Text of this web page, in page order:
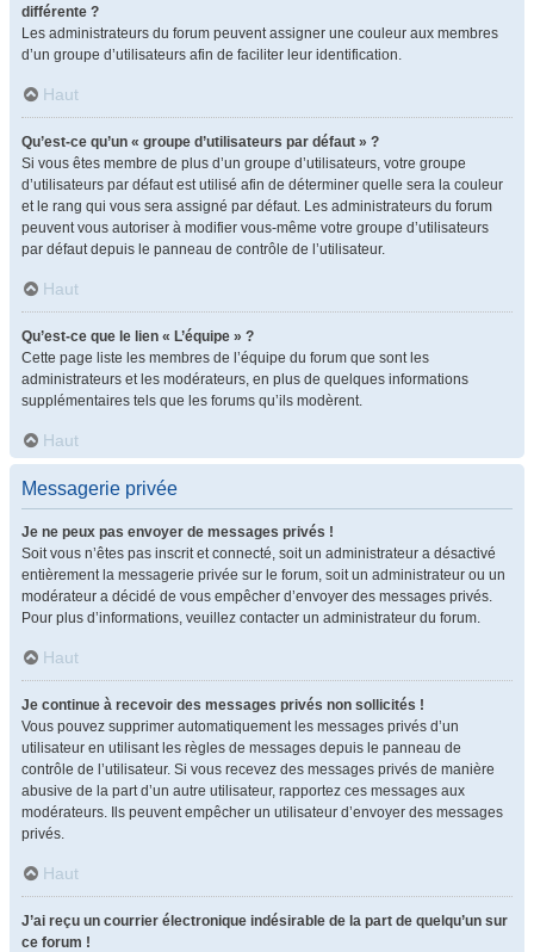
différente ?
Les administrateurs du forum peuvent assigner une couleur aux membres
d’un groupe d’utilisateurs afin de faciliter leur identification.
Haut
Qu’est-ce qu’un « groupe d’utilisateurs par défaut » ?
Si vous êtes membre de plus d’un groupe d’utilisateurs, votre groupe
d’utilisateurs par défaut est utilisé afin de déterminer quelle sera la couleur
et le rang qui vous sera assigné par défaut. Les administrateurs du forum
peuvent vous autoriser à modifier vous-même votre groupe d’utilisateurs
par défaut depuis le panneau de contrôle de l’utilisateur.
Haut
Qu’est-ce que le lien « L’équipe » ?
Cette page liste les membres de l’équipe du forum que sont les
administrateurs et les modérateurs, en plus de quelques informations
supplémentaires tels que les forums qu’ils modèrent.
Haut
Messagerie privée
Je ne peux pas envoyer de messages privés !
Soit vous n’êtes pas inscrit et connecté, soit un administrateur a désactivé
entièrement la messagerie privée sur le forum, soit un administrateur ou un
modérateur a décidé de vous empêcher d’envoyer des messages privés.
Pour plus d’informations, veuillez contacter un administrateur du forum.
Haut
Je continue à recevoir des messages privés non sollicités !
Vous pouvez supprimer automatiquement les messages privés d’un
utilisateur en utilisant les règles de messages depuis le panneau de
contrôle de l’utilisateur. Si vous recevez des messages privés de manière
abusive de la part d’un autre utilisateur, rapportez ces messages aux
modérateurs. Ils peuvent empêcher un utilisateur d’envoyer des messages
privés.
Haut
J’ai reçu un courrier électronique indésirable de la part de quelqu’un sur
ce forum !